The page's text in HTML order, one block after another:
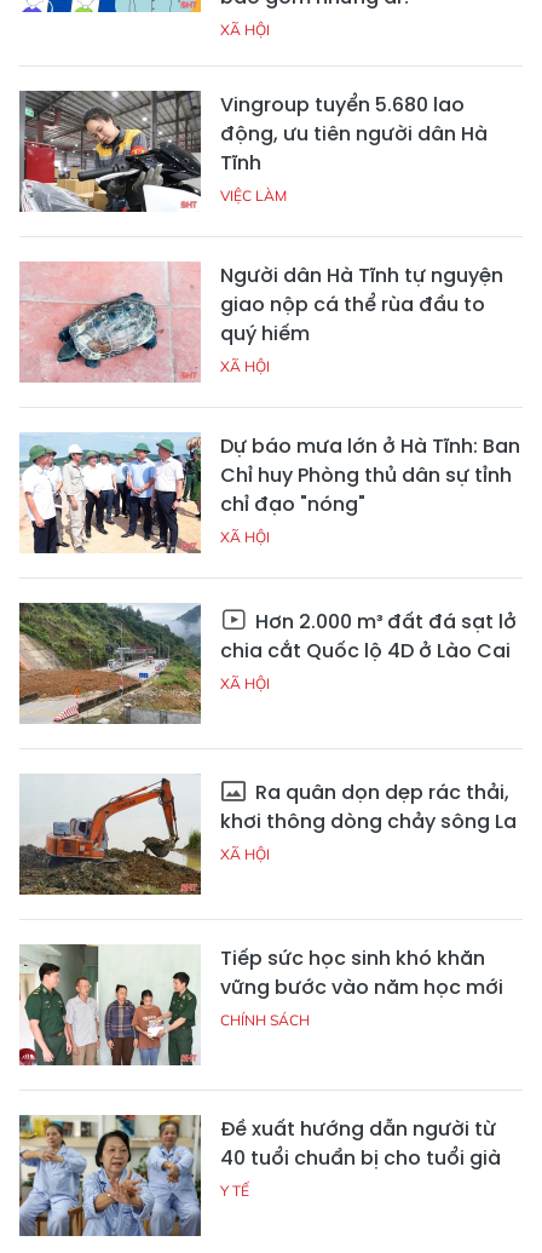
XÃ HỘI
Vingroup tuyển 5.680 lao
động, ưu tiên người dân Hà
Tĩnh
VIỆC LÀM
Người dân Hà Tĩnh tự nguyện
giao nộp cá thể rùa đầu to
quý hiếm
XÃ HỘI
Dự báo mưa lớn ở Hà Tĩnh: Ban
Chỉ huy Phòng thủ dân sự tỉnh
chỉ đạo "nóng"
XÃ HỘI
Hơn 2.000 m³ đất đá sạt lở
chia cắt Quốc lộ 4D ở Lào Cai
XÃ HỘI
Ra quân dọn dẹp rác thải,
khơi thông dòng chảy sông La
XÃ HỘI
Tiếp sức học sinh khó khăn
vững bước vào năm học mới
CHÍNH SÁCH
Đề xuất hướng dẫn người từ
40 tuổi chuẩn bị cho tuổi già
Y TẾ